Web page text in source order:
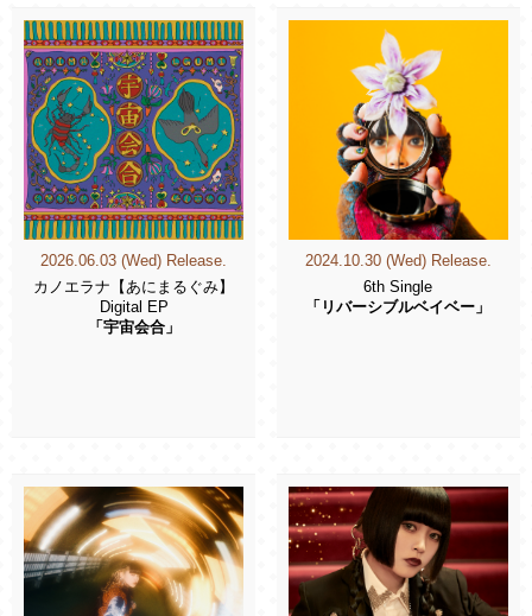
2026.06.03 (Wed) Release.
カノエラナ【あにまるぐみ】
Digital EP
「宇宙会合」
2024.10.30 (Wed) Release.
6th Single
「リバーシブルベイベー」